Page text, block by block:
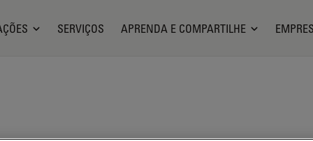
SERVIÇOS APRENDA E COMPARTILHE